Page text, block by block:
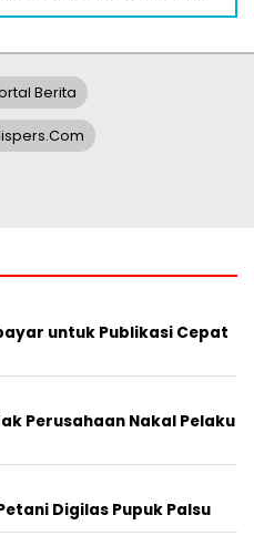
Berita
untuk Publikasi Cepat
Perusahaan Nakal Pelaku
Digilas Pupuk Palsu